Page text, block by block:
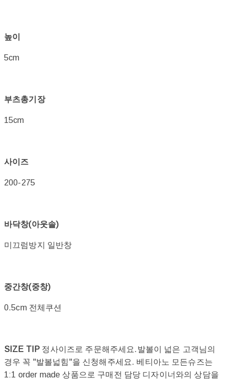
높이
5cm
부츠총기장
15cm
사이즈
200-275
바닥창(아웃솔)
미끄럼방지 일반창
중간창(중창)
0.5cm 전체쿠션
SIZE TIP 정사이즈로 주문해주세요.발볼이 넓은 고객님의
경우 꼭 "발볼넓힘"을 신청해주세요. 베티아노 모든슈즈는
1:1 order made 상품으로 구매전 담당 디자이너와의 상담을